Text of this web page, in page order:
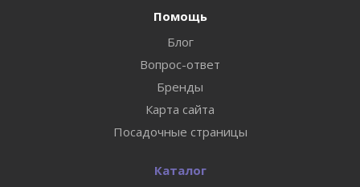
Помощь
Блог
Вопрос-ответ
Бренды
Карта сайта
Посадочные страницы
Каталог